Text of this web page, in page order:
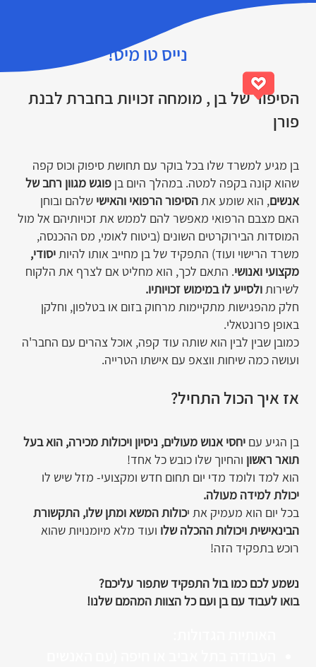
הסיפור של בן , מומחה זכויות בחברת לבנת
פורן
בן מגיע למשרד שלו בכל בוקר עם תחושת סיפוק וכוס קפה
שהוא קונה בקפה למטה. במהלך היום בן פוגש מגוון רחב של
אנשים, הוא שומע אתהסיפור הרפואי והאישי שלהם ובוחן
האם מצבם הרפואי מאפשר להם לממש את זכויותיהם אל מול
המוסדות הבירוקרטים השונים (ביטוח לאומי, מס ההכנסה,
משרד הרישוי ועוד) התפקיד של בן מחייב אותו להיותיסודי,
מקצועי ואנושי. התאם לכך, הוא מחליט אם לצרף את הלקוח
לשירותולסייע לו במימוש זכויותיו.
חלק מהפגישות מתקיימות מרחוק בזום או בטלפון, וחלקן
באופן פרונטאלי.
כמובן שבין לבין הוא שותה עוד קפה, אוכל צהרים עם החבר'ה
ועושה כמה שיחות ווצאפ עם אישתו הטרייה.
אז איך הכול התחיל?
בן הגיע עם יחסי אנוש מעולים, ניסיון ויכולות מכירה, הוא בעל
תואר ראשון והחיוך שלו כובש כל אחד!
הוא למד ולומד מדי יום תחום חדש ומקצועי- מזל שיש לו
יכולת למידה מעולה.
בכל יום הוא מעמיק את יכולות המשא ומתן שלו, התקשורת
הבינאישית ויכולות ההכלה שלו ועוד מלא מיומנויות שהוא
רוכש בתפקיד הזה!
נשמע לכם כמו בול התפקיד שתפור עליכם?
בואו לעבוד עם בן ועם כל הצוות המהמם שלנו!
נייס טו מיט!